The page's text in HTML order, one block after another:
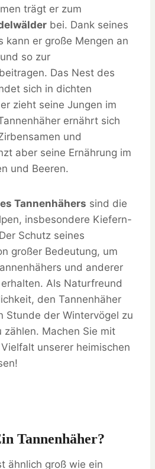
trägt er zum
bei. Dank seines
kann er große Mengen an
so zur
Das Nest des
sich in dichten
zieht seine Jungen im
ernährt sich
und
aber seine Ernährung im
und Beeren.
Tannenhähers sind die
insbesondere Kiefern-
Schutz seines
großer Bedeutung, um
und anderer
Als Naturfreund
den Tannenhäher
Stunde der Wintervögel zu
Machen Sie mit
unserer heimischen
Tannenhäher?
ähnlich groß wie ein